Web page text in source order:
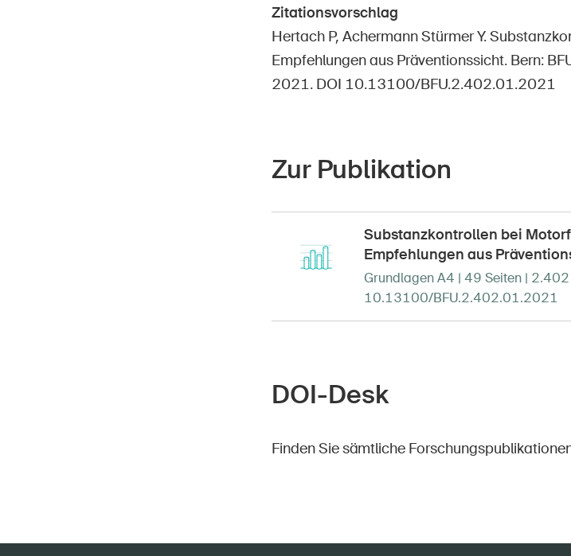
Zitationsvorschlag
Hertach P, Achermann Stürmer Y.
Empfehlungen aus Präventionssicht. Bern:
2021. DOI 10.13100/BFU.2.402.01.2021
Zur Publikation
Substanzkontrollen bei
Empfehlungen aus
Grundlagen A4 | 49 Seiten | 2.402
10.13100/BFU.2.402.01.2021
DOI-Desk
Finden Sie sämtliche